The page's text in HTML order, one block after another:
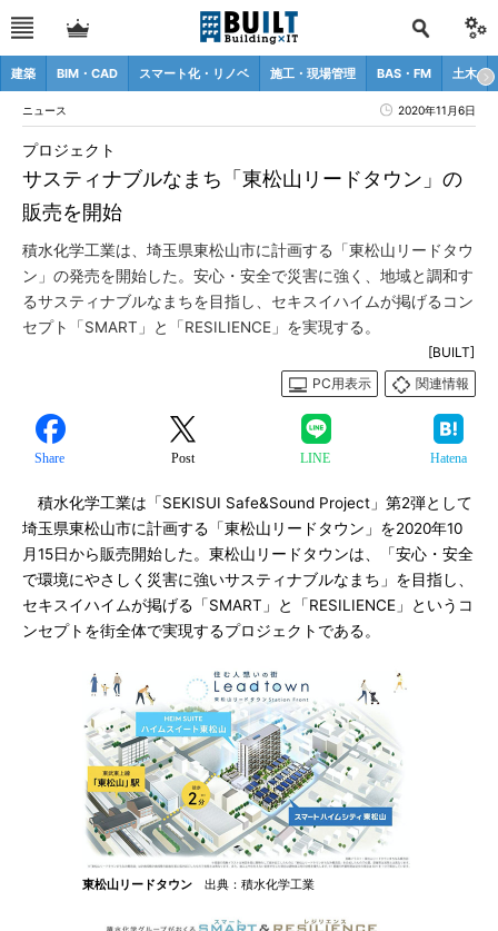
建築 BIM・CAD スマート化・リノベ 施工・現場管理 BAS・FM 土木
ニュース 2020年11月6日
サスティナブルなまち「東松山リードタウン」の
販売を開始
プロジェクト
積水化学工業は、埼玉県東松山市に計画する「東松山リードタウ
ン」の発売を開始した。安心・安全で災害に強く、地域と調和す
るサスティナブルなまちを目指し、セキスイハイムが掲げるコン
セプト「SMART」と「RESILIENCE」を実現する。
[BUILT]
PC用表示
関連情報
Share Post LINE Hatena
積水化学工業は「SEKISUI Safe&Sound Project」第2弾として
埼玉県東松山市に計画する「東松山リードタウン」を2020年10
月15日から販売開始した。東松山リードタウンは、「安心・安全
で環境にやさしく災害に強いサスティナブルなまち」を目指し、
セキスイハイムが掲げる「SMART」と「RESILIENCE」というコ
ンセプトを街全体で実現するプロジェクトである。
東松山リードタウン 出典：積水化学工業